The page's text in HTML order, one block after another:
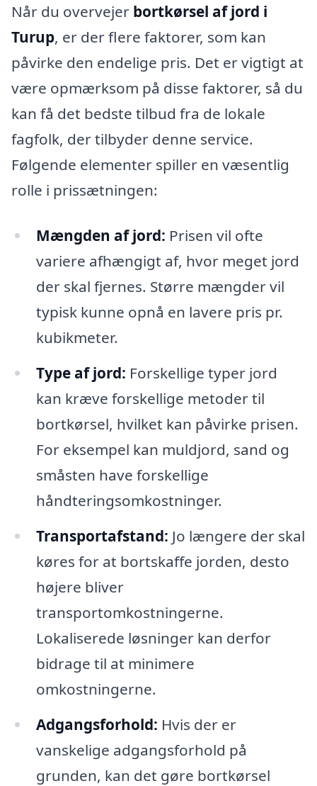
Når du overvejer bortkørsel af jord i
Turup, er der flere faktorer, som kan
påvirke den endelige pris. Det er vigtigt at
være opmærksom på disse faktorer, så du
kan få det bedste tilbud fra de lokale
fagfolk, der tilbyder denne service.
Følgende elementer spiller en væsentlig
rolle i prissætningen:
Mængden af jord: Prisen vil ofte
variere afhængigt af, hvor meget jord
der skal fjernes. Større mængder vil
typisk kunne opnå en lavere pris pr.
kubikmeter.
Type af jord: Forskellige typer jord
kan kræve forskellige metoder til
bortkørsel, hvilket kan påvirke prisen.
For eksempel kan muldjord, sand og
småsten have forskellige
håndteringsomkostninger.
Transportafstand: Jo længere der skal
køres for at bortskaffe jorden, desto
højere bliver
transportomkostningerne.
Lokaliserede løsninger kan derfor
bidrage til at minimere
omkostningerne.
Adgangsforhold: Hvis der er
vanskelige adgangsforhold på
grunden, kan det gøre bortkørsel